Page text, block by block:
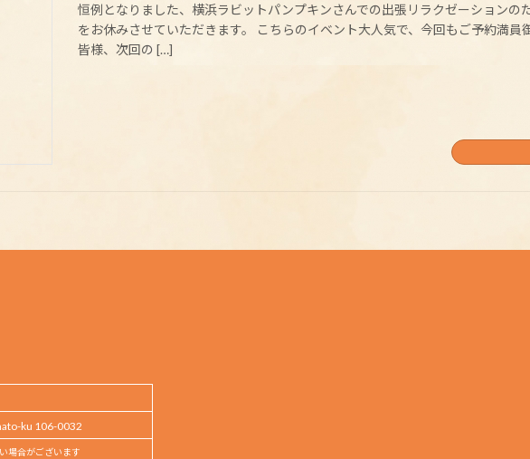
恒例となりました、横浜ラビットパンプキンさんでの出張リラクゼーションの
をお休みさせていただきます。 こちらのイベント大人気で、今回もご予約満員
皆様、次回の […]
ku 106-0032
場合がございます